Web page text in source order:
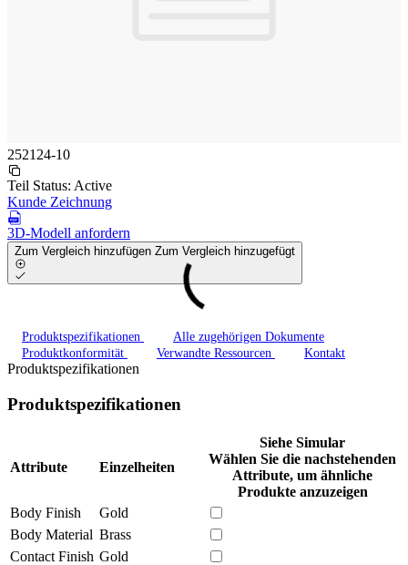
252124-10
Teil Status: Active
Kunde Zeichnung
3D-Modell anfordern
Zum Vergleich hinzufügen Zum Vergleich hinzugefügt
Produktspezifikationen
Alle zugehörigen Dokumente
Produktkonformität
Verwandte Ressourcen Kontakt
Produktspezifikationen
Produktspezifikationen
Attribute Einzelheiten
Siehe Simular
Wählen Sie die nachstehenden
Attribute, um ähnliche
Produkte anzuzeigen
Body Finish
Gold
Body Material Brass
Contact Finish Gold